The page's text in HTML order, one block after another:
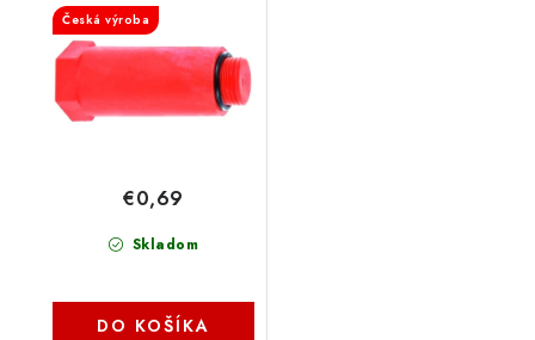
Česká výroba
Skladom
€0,69
DO KOŠÍKA